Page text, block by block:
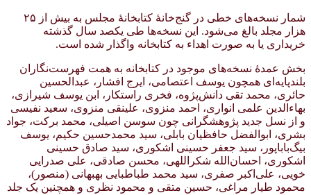
شمار نسخه‌های خطی در گنج‌خانهٔ کتابخانهٔ مجلس به بیش از ۲۵
هزار مجلد بالغ می‌شود. این نسخه‌ها طی یکصد سال گذشته
خریداری یا به صورت اهداء به کتابخانه واگذار شده است.
بخش عمدهٔ نسخه‌های موجود در کتابخانه به همت فهرست‌نگاران
بلندپایه‌ای همچون یوسف اعتصامی، ایرج افشار، عبدالحسین
حائری، محمد تقی دانش‌پژوه، فخری راستکار، ابن یوسف شیرازی،
بهاءالدین علمی انواری، احمد منزوی، علینقی منزوی، سعید نفیسی
و از نسل جدید پژوهشگرانی چون سوسن اصیلی، محمد برکت، جواد
بشری، ابوالفضل حافظیان بابلی، سید محمدحسین حکیم، یوسف
بیگ‌باباپور، سید جعفر حسینی اشکوری، سید صادق حسینی
اشکوری، احسان‌الله شکراللهی، محسن صادقی، علی صدرایی
خویی، علی‌اکبر صفری، سید محمد طباطبایی بهبهانی (منصور)،
محمود طیار مراغی، حسین متقی و محمود نظری و همچنین یک جلد